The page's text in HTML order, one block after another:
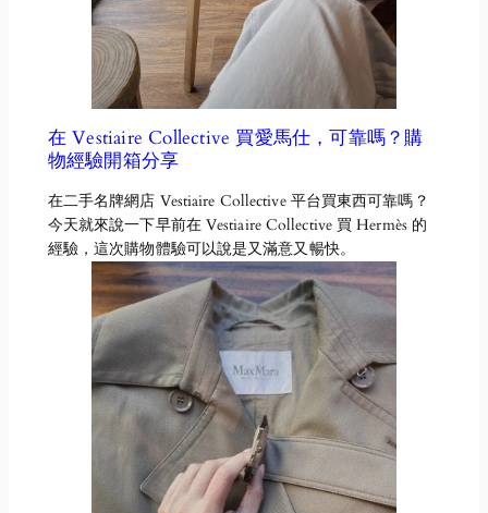
在 Vestiaire Collective 買愛馬仕，可靠嗎？購
物經驗開箱分享
在二手名牌網店 Vestiaire Collective 平台買東西可靠嗎？
今天就來說一下早前在 Vestiaire Collective 買 Hermès 的
經驗，這次購物體驗可以說是又滿意又暢快。